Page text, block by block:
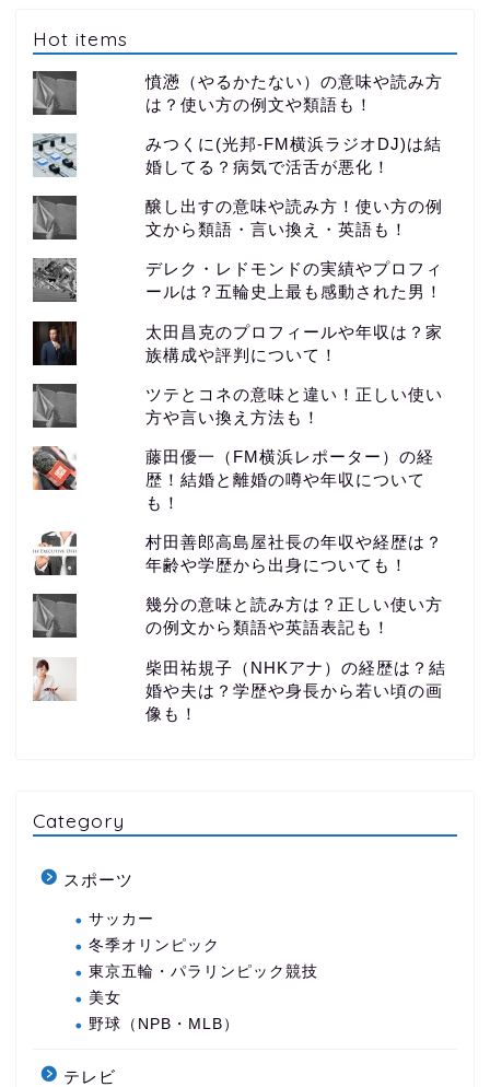
Hot items
憤懣（やるかたない）の意味や読み方
は？使い方の例文や類語も！
みつくに(光邦-FM横浜ラジオDJ)は結
婚してる？病気で活舌が悪化！
醸し出すの意味や読み方！使い方の例
文から類語・言い換え・英語も！
デレク・レドモンドの実績やプロフィ
ールは？五輪史上最も感動された男！
太田昌克のプロフィールや年収は？家
族構成や評判について！
ツテとコネの意味と違い！正しい使い
方や言い換え方法も！
藤田優一（FM横浜レポーター）の経
歴！結婚と離婚の噂や年収について
も！
村田善郎高島屋社長の年収や経歴は？
年齢や学歴から出身についても！
幾分の意味と読み方は？正しい使い方
の例文から類語や英語表記も！
柴田祐規子（NHKアナ）の経歴は？結
婚や夫は？学歴や身長から若い頃の画
像も！
Category
スポーツ
サッカー
冬季オリンピック
東京五輪・パラリンピック競技
美女
野球（NPB・MLB）
テレビ